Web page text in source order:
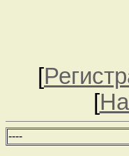
[
[
----